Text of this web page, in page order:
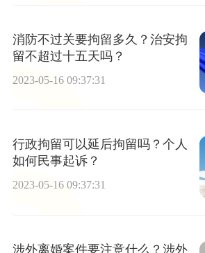
消防不过关要拘留多久？治安拘
留不超过十五天吗？
2023-05-16 09:37:31
行政拘留可以延后拘留吗？个人
如何民事起诉？
2023-05-16 09:37:31
涉外离婚案件要注意什么？涉外